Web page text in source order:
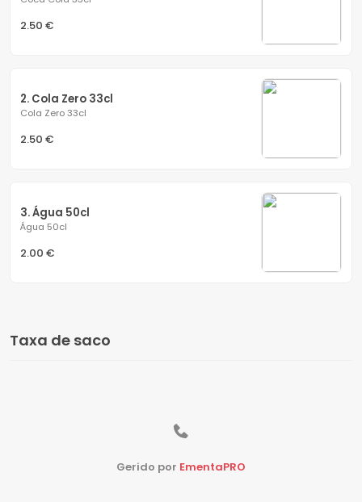
2.50 €
2. Cola Zero 33cl
Cola Zero 33cl
2.50 €
3. Água 50cl
Água 50cl
2.00 €
Taxa de saco
Gerido por EmentaPRO